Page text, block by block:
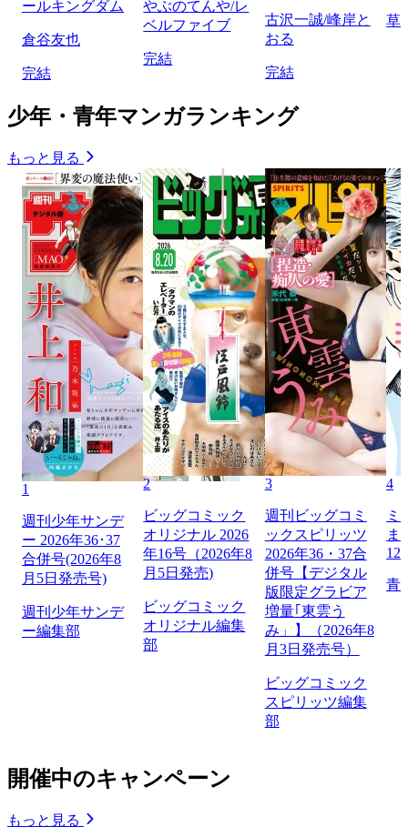
ールキングダム
倉谷友也
完結
やぶのてんや/レ
ベルファイブ
完結
古沢一誠/峰岸と
おる
完結
草
少年・青年マンガランキング
もっと見る
1
週刊少年サンデ
ー 2026年36･37
合併号(2026年8
月5日発売号)
週刊少年サンデ
ー編集部
2
ビッグコミック
オリジナル 2026
年16号（2026年8
月5日発売)
ビッグコミック
オリジナル編集
部
3
週刊ビッグコミ
ックスピリッツ
2026年36・37合
併号【デジタル
版限定グラビア
増量｢東雲う
み」】（2026年8
月3日発売号）
ビッグコミック
スピリッツ編集
部
4
ミ
ま
129
青
開催中のキャンペーン
もっと見る